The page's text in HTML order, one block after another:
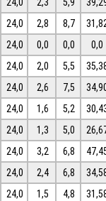
24,0 2,3 5,9
24,0 2,8 8,7
24,0 0,0 0,0
0,0
24,0 2,0 5,5
24,0 2,6 7,5
24,0 1,6 5,2
24,0 1,3 5,0
24,0 3,2 6,8
24,0 2,4 6,8
24,0 1,5 4,8